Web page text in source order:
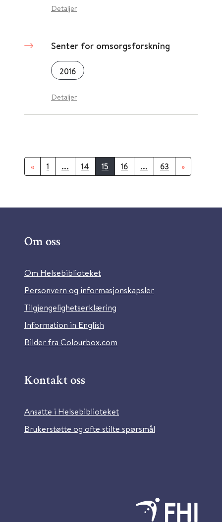
Detaljer
Senter for omsorgsforskning
2016
Detaljer
« 1 ... 14 15 16 ... 63 »
Om oss
Om Helsebiblioteket
Personvern og informasjonskapsler
Tilgjengelighetserklæring
Information in English
Bilder fra Colourbox.com
Kontakt oss
Ansatte i Helsebiblioteket
Brukerstøtte og ofte stilte spørsmål